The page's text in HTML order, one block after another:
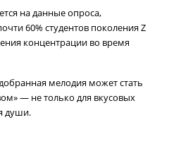
на данные опроса,
60% студентов поколения Z
концентрации во время
мелодия может стать
— не только для вкусовых
души.